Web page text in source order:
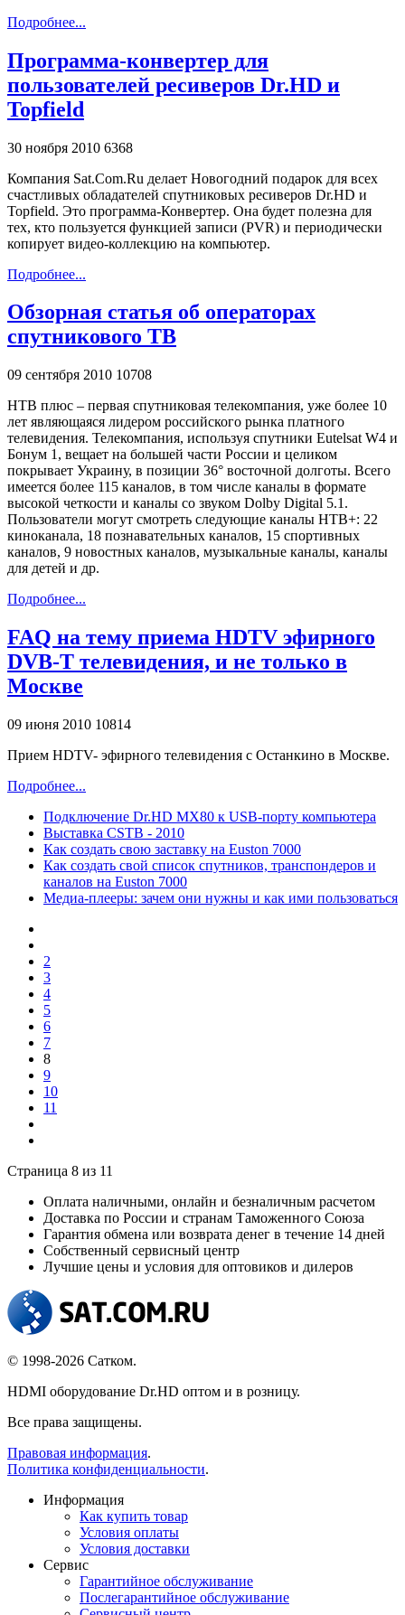
Подробнее...
Программа-конвертер для
пользователей ресиверов Dr.HD и
Topfield
30 ноября 2010 6368
Компания Sat.Com.Ru делает Новогодний подарок для всех
счастливых обладателей спутниковых ресиверов Dr.HD и
Topfield. Это программа-Конвертер. Она будет полезна для
тех, кто пользуется функцией записи (PVR) и периодически
копирует видео-коллекцию на компьютер.
Подробнее...
Обзорная статья об операторах
спутникового ТВ
09 сентября 2010 10708
НТВ плюс – первая спутниковая телекомпания, уже более 10
лет являющаяся лидером российского рынка платного
телевидения. Телекомпания, используя спутники Eutelsat W4 и
Бонум 1, вещает на большей части России и целиком
покрывает Украину, в позиции 36° восточной долготы. Всего
имеется более 115 каналов, в том числе каналы в формате
высокой четкости и каналы со звуком Dolby Digital 5.1.
Пользователи могут смотреть следующие каналы НТВ+: 22
киноканала, 18 познавательных каналов, 15 спортивных
каналов, 9 новостных каналов, музыкальные каналы, каналы
для детей и др.
Подробнее...
FAQ на тему приема HDTV эфирного
DVB-T телевидения, и не только в
Москве
09 июня 2010 10814
Прием HDTV- эфирного телевидения с Останкино в Москве.
Подробнее...
Подключение Dr.HD MX80 к USB-порту компьютера
Выставка CSTB - 2010
Как создать свою заставку на Euston 7000
Как создать свой список спутников, транспондеров и
каналов на Euston 7000
Медиа-плееры: зачем они нужны и как ими пользоваться
2
3
4
5
6
7
8
9
10
11
Страница 8 из 11
Оплата наличными, онлайн и безналичным расчетом
Доставка по России и странам Таможенного Союза
Гарантия обмена или возврата денег в течение 14 дней
Собственный сервисный центр
Лучшие цены и условия для оптовиков и дилеров
© 1998-2026 Сатком.
HDMI оборудование Dr.HD оптом и в розницу.
Все права защищены.
Правовая информация.
Политика конфиденциальности.
Информация
Как купить товар
Условия оплаты
Условия доставки
Сервис
Гарантийное обслуживание
Послегарантийное обслуживание